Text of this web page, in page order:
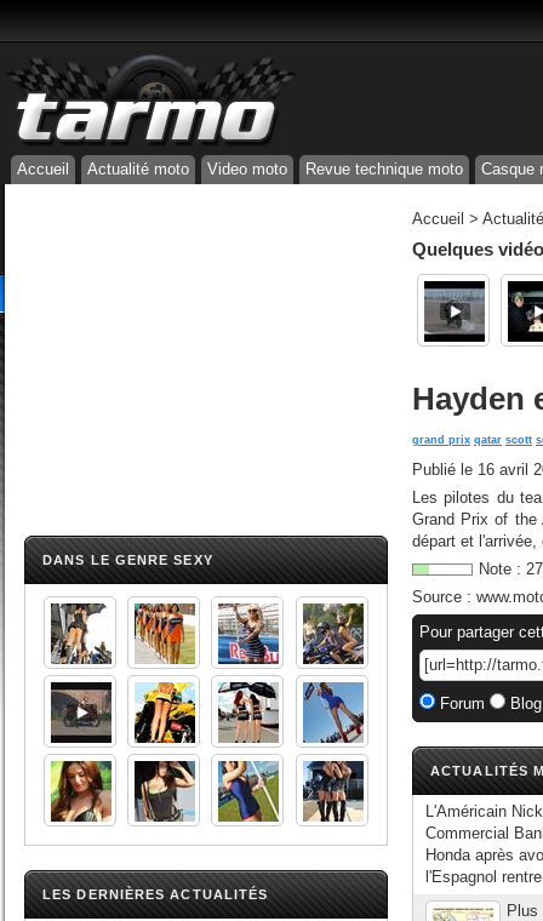
Accueil Actualité moto Video moto Revue technique moto Casque
DANS LE GENRE SEXY
LES DERNIÈRES ACTUALITÉS
Accueil >
Quelques
Hayden
grand prix qatar scott
Publié le 16 avril
Les pilotes du
Grand Prix of the
départ et
Note : 27
Source :
Pour partager
Forum
ACTUALITÉS
L'Américain
Commercial
Honda après
l'Espagnol
Plus